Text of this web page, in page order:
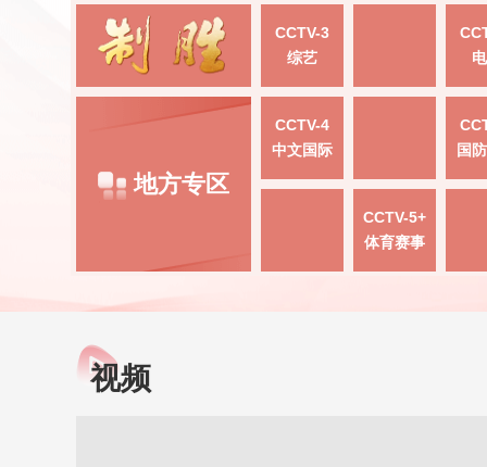
CCTV-3
综艺
地方专区
CCTV-4
中文国际
国
CCTV-5+
体育赛事
视频